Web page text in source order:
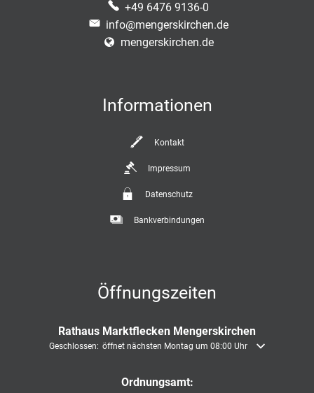
+49 6476 9136-0
info@mengerskirchen.de
mengerskirchen.de
Informationen
Kontakt
Impressum
Datenschutz
Bankverbindungen
Öffnungszeiten
Rathaus Marktflecken Mengerskirchen
Klicken, um weitere Öffnungs- oder Schließzeiten auszublenden
Geschlossen: öffnet nächsten Montag um 08:00 Uhr
Ordnungsamt: